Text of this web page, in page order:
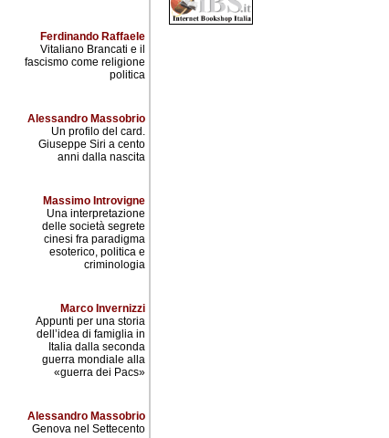
Ferdinando Raffaele
Vitaliano Brancati e il
fascismo come religione
politica
Alessandro Massobrio
Un profilo del card.
Giuseppe Siri a cento
anni dalla nascita
Massimo Introvigne
Una interpretazione
delle società segrete
cinesi fra paradigma
esoterico, politica e
criminologia
Marco Invernizzi
Appunti per una storia
dell’idea di famiglia in
Italia dalla seconda
guerra mondiale alla
«guerra dei Pacs»
Alessandro Massobrio
Genova nel Settecento